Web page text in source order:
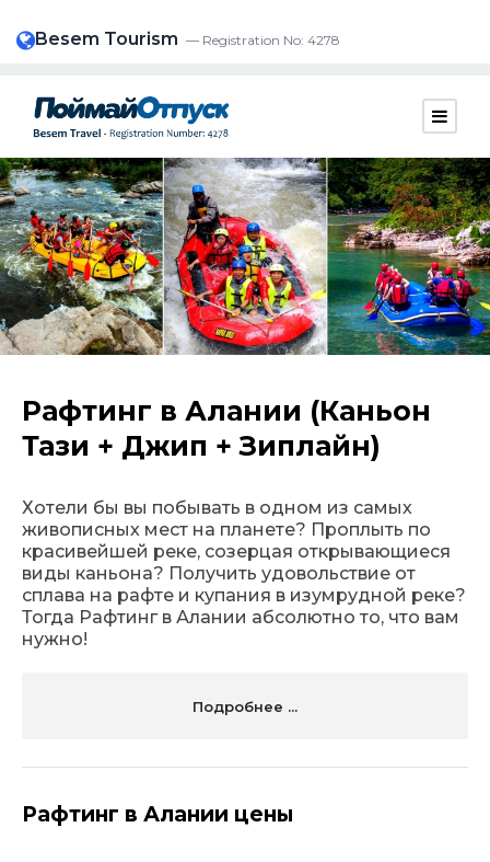
Besem Tourism — Registration No: 4278
Рафтинг в Алании (Каньон
Тази + Джип + Зиплайн)
Хотели бы вы побывать в одном из самых
живописных мест на планете? Проплыть по
красивейшей реке, созерцая открывающиеся
виды каньона? Получить удовольствие от
сплава на рафте и купания в изумрудной реке?
Тогда Рафтинг в Алании абсолютно то, что вам
нужно!
Подробнее ...
Рафтинг в Алании цены